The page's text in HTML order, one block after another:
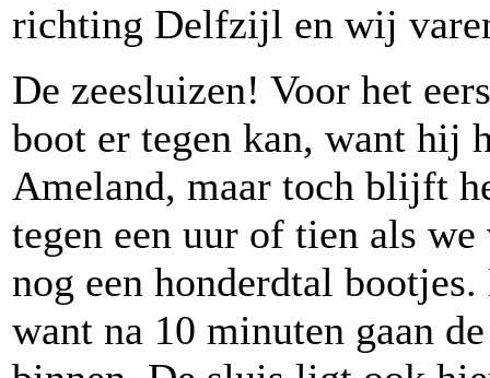
richting Delfzijl en wij
De zeesluizen! Voor het
boot er tegen kan, want hij
Ameland, maar toch blijft
tegen een uur of tien als
nog een honderdtal
want na 10 minuten gaan